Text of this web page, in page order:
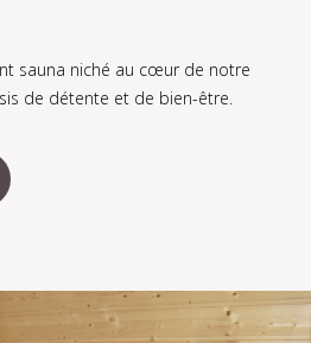
sauna niché au cœur de notre
de détente et de bien-être.